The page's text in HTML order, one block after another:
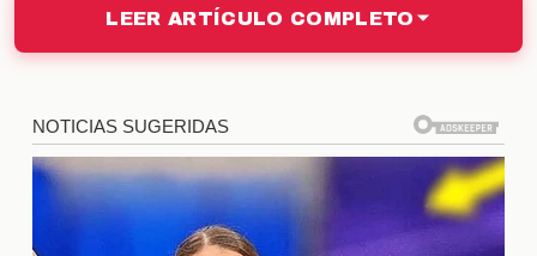
todo. Con un movimiento preciso, Davis conectó un
potente golpe que dejó a Garcia en el suelo. Este
pelea, sino también para la carrera de ambos
boxeadores. La habilidad de Davis para encontrar el
ángulo perfecto y ejecutar su golpe característico lo
posicionó como uno de los mejores en su categoría.
La reacción del público fue de asombro y
LEER ARTÍCULO COMPLETO